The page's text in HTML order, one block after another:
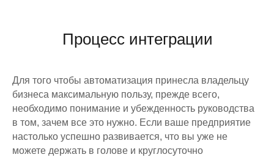
Процесс интеграции
Для того чтобы автоматизация принесла владельцу
бизнеса максимальную пользу, прежде всего,
необходимо понимание и убежденность руководства
в том, зачем все это нужно. Если ваше предприятие
настолько успешно развивается, что вы уже не
можете держать в голове и круглосуточно